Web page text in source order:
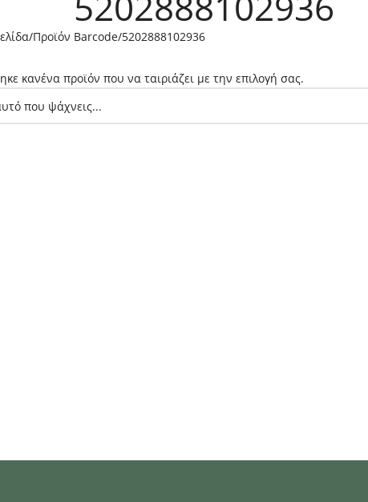
Προϊόν Barcode 5202888102936
κανένα προϊόν που να ταιριάζει με την επιλογή σας.